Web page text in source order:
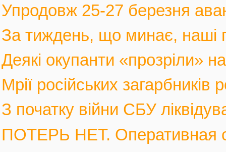
Упродовж 25-27 березня
За тиждень, що минає, наші
Деякі окупанти «прозріли»
Мрії російських
З початку війни СБУ
ПОТЕРЬ НЕТ. Оперативная